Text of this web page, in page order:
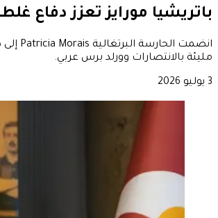
باتريشيا مورايز تعزز دفاع
مليئة بالانتصارات وورلد برس عربي.
3 يوليو 2026